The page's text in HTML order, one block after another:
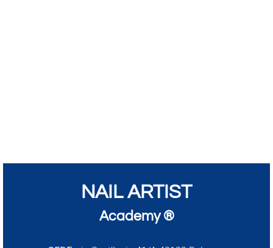
NAIL ARTIST
Academy ®